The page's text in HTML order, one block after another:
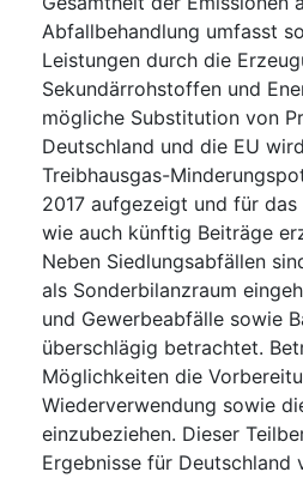
Abfallbehandlung umfasst
Leistungen durch die
Sekundärrohstoffen und
mögliche Substitution von
Deutschland und die EU
Treibhausgas-
2017 aufgezeigt und für
wie auch künftig Beiträge
Neben Siedlungsabfällen
als Sonderbilanzraum
und Gewerbeabfälle sowie
überschlägig betrachtet.
Möglichkeiten die
Wiederverwendung sowie
einzubeziehen. Dieser
Ergebnisse für Deutschland